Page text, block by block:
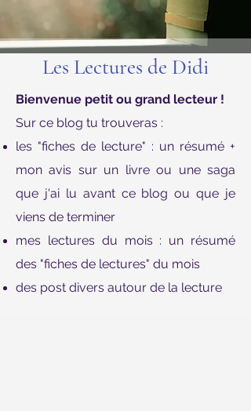
Les Lectures de Didi
Bienvenue petit ou grand lecteur !
Sur ce blog tu trouveras :
les "fiches de lecture" : un résumé +
mon avis sur un livre ou une saga
que j'ai lu avant ce blog ou que je
viens de terminer
mes lectures du mois : un résumé
des "fiches de lectures" du mois
des post divers autour de la lecture